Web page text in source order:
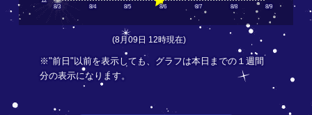
8/3 8/4 8/5 8/6 8/7 8/8 8/9
(8月09日 12時現在)
※"前日"以前を表示しても、グラフは本日までの１週間
分の表示になります。